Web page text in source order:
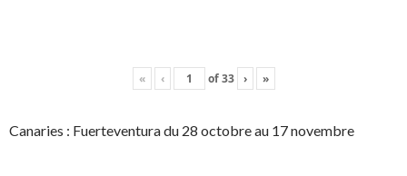
« ‹ of33 › »
Canaries : Fuerteventura du 28 octobre au 17 novembre